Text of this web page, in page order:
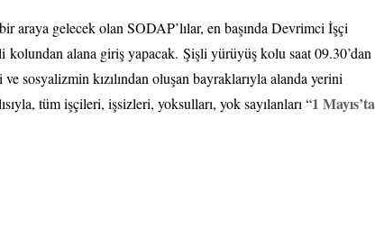
araya gelecek olan SODAP’lılar, en başında Devrimci İşçi
kolundan alana giriş yapacak. Şişli yürüyüş kolu saat 09.30’dan
sosyalizmin kızılından oluşan bayraklarıyla alanda yerini
tüm işçileri, işsizleri, yoksulları, yok sayılanları “1 Mayıs’ta